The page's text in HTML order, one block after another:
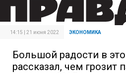
14:15 | 21 июня 2022 ЭКОНОМИКА
Большой радости в
рассказал, чем грозит